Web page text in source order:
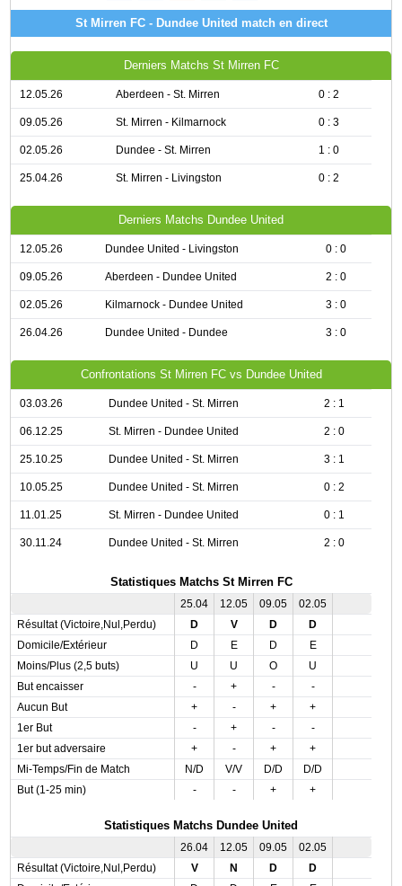
St Mirren FC - Dundee United match en direct
Derniers Matchs St Mirren FC
12.05.26 Aberdeen - St. Mirren 0 : 2
09.05.26 St. Mirren - Kilmarnock 0 : 3
02.05.26 Dundee - St. Mirren 1 : 0
25.04.26 St. Mirren - Livingston 0 : 2
Derniers Matchs Dundee United
12.05.26 Dundee United - Livingston 0 : 0
09.05.26 Aberdeen - Dundee United 2 : 0
02.05.26 Kilmarnock - Dundee United 3 : 0
26.04.26 Dundee United - Dundee 3 : 0
Confrontations St Mirren FC vs Dundee United
03.03.26 Dundee United - St. Mirren 2 : 1
06.12.25 St. Mirren - Dundee United 2 : 0
25.10.25 Dundee United - St. Mirren 3 : 1
10.05.25 Dundee United - St. Mirren 0 : 2
11.01.25 St. Mirren - Dundee United 0 : 1
30.11.24 Dundee United - St. Mirren 2 : 0
Statistiques Matchs St Mirren FC
25.04 12.05 09.05
02.05
Résultat (Victoire,Nul,Perdu)
D V D
D
Domicile/Extérieur
D E D
E
Moins/Plus (2,5 buts)
U U O
U
But encaisser
- + -
-
Aucun But
+ - +
+
1er But
- + -
-
1er but adversaire
+ - +
+
Mi-Temps/Fin de Match
N/D V/V D/D
D/D
But (1-25 min)
- - + +
Statistiques Matchs Dundee United
26.04 12.05 09.05
02.05
Résultat (Victoire,Nul,Perdu)
V N D
D